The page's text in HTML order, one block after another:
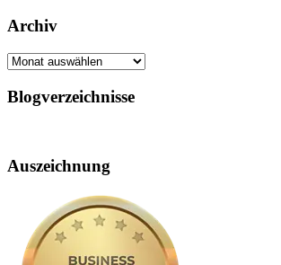
Archiv
Archiv
Blogverzeichnisse
Auszeichnung